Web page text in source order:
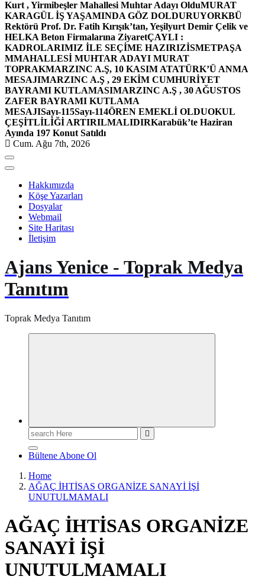
Kurt , Yirmibeşler Mahallesi Muhtar Adayı OlduMURAT
KARAGÜL İŞ YAŞAMINDA GÖZ DOLDURUYORKBÜ
Rektörü Prof. Dr. Fatih Kırışık’tan, Yeşilyurt Demir Çelik ve
HELKA Beton Firmalarına ZiyaretÇAYLI :
KADROLARIMIZ İLE SEÇİME HAZIRIZİSMETPAŞA
MMAHALLESİ MUHTAR ADAYI MURAT
TOPRAKMARZINC A.Ş, 10 KASIM ATATÜRK’Ü ANMA
MESAJIMARZINC A.Ş , 29 EKİM CUMHURİYET
BAYRAMI KUTLAMASIMARZINC A.Ş , 30 AĞUSTOS
ZAFER BAYRAMI KUTLAMA
MESAJISayı-115Sayı-114ÖREN EMEKLİ OLDUOKUL
ÇEŞİTLİLİĞİ ARTIRILMALIDIRKarabük’te Haziran
Ayında 197 Konut Satıldı
Cum. Ağu 7th, 2026
Hakkımızda
Köşe Yazarları
Dosyalar
Webmail
Site Haritası
İletişim
Ajans Yenice - Toprak Medya
Tanıtım
Toprak Medya Tanıtım
Search
for:
Bültene Abone Ol
Home
AĞAÇ İHTİSAS ORGANİZE SANAYİ İŞİ
UNUTULMAMALI
AĞAÇ İHTİSAS ORGANİZE
SANAYİ İŞİ
UNUTULMAMALI